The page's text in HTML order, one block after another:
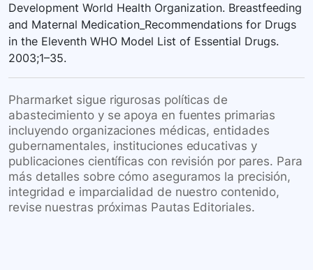
Development World Health Organization. Breastfeeding
and Maternal Medication_Recommendations for Drugs
in the Eleventh WHO Model List of Essential Drugs.
2003;1–35.
Pharmarket sigue rigurosas políticas de
abastecimiento y se apoya en fuentes primarias
incluyendo organizaciones médicas, entidades
gubernamentales, instituciones educativas y
publicaciones científicas con revisión por pares. Para
más detalles sobre cómo aseguramos la precisión,
integridad e imparcialidad de nuestro contenido,
revise nuestras próximas Pautas Editoriales.